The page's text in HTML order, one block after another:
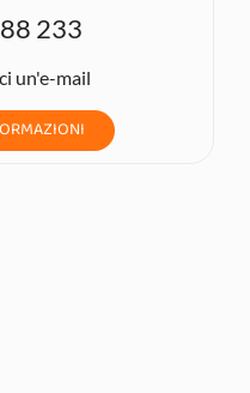
233
un'e-mail